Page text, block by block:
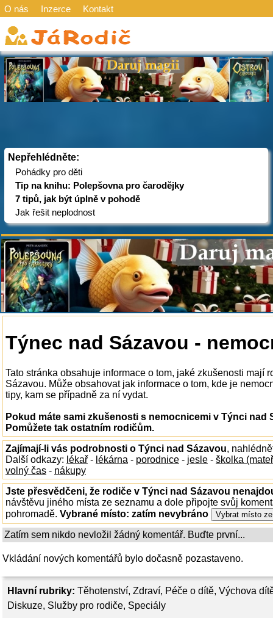
O nás Inzerce Kontakt
Nepřehlédněte:
Pohádky pro děti
Tip na knihu: Polepšovna pro čarodějky
7 tipů, jak být úplně v pohodě
Jak řešit neplodnost
Hlavní rubriky: Těhotenství, Zdraví, Péče o dítě, Výchova
Diskuze, Služby pro rodiče, Speciály
Týnec nad Sázavou -
Tato stránka obsahuje informace o tom, jaké zkušenosti mají
Sázavou. Může obsahovat jak informace o tom, kde je
tipy, kam se případně za ní vydat.
Pokud máte sami zkušenosti s nemocnicemi v Týnci nad
Pomůžete tak ostatním rodičům.
Zajímají-li vás podrobnosti o Týnci nad Sázavou,
Další odkazy: lékař - lékárna - porodnice - jesle - školka
volný čas - nákupy
Jste přesvědčeni, že rodiče v Týnci nad Sázavou
návštěvu jiného místa ze seznamu a dole připojte svůj
pohromadě. Vybrané místo: zatím nevybráno
Zatím sem nikdo nevložil žádný komentář. Buďte první...
Vkládání nových komentářů bylo dočasně pozastaveno.